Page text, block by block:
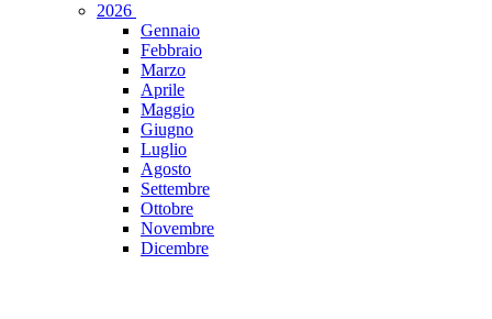
2026
Gennaio
Febbraio
Marzo
Aprile
Maggio
Giugno
Luglio
Agosto
Settembre
Ottobre
Novembre
Dicembre